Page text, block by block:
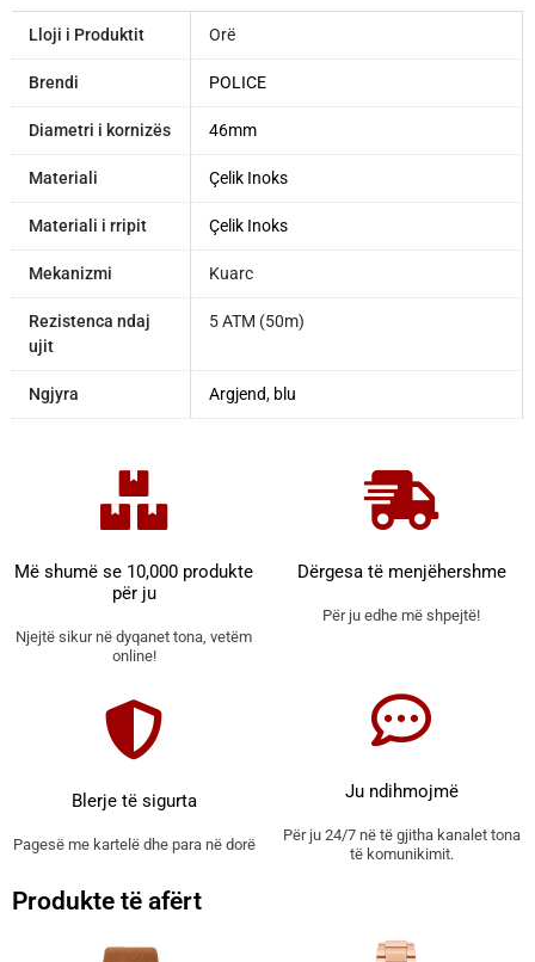
Lloji i Produktit Orë
Brendi POLICE
Diametri i kornizës 46mm
Materiali Çelik Inoks
Materiali i rripit Çelik Inoks
Mekanizmi Kuarc
Rezistenca ndaj
ujit
5 ATM (50m)
Ngjyra Argjend, blu
Më shumë se 10,000 produkte
për ju
Njejtë sikur në dyqanet tona, vetëm
online!
Dërgesa të menjëhershme
Për ju edhe më shpejtë!
Blerje të sigurta
Pagesë me kartelë dhe para në dorë
Ju ndihmojmë
Për ju 24/7 në të gjitha kanalet tona
të komunikimit.
Produkte të afërt